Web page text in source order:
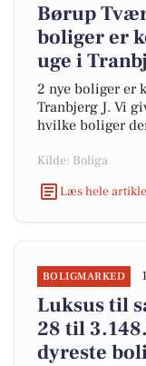
Børup
boliger er
uge i
2 nye boliger er
Tranbjerg J. Vi
hvilke boliger
Kilde: Boliga
Læs hele
BOLIGMARKED
Luksus til
28 til
dyreste